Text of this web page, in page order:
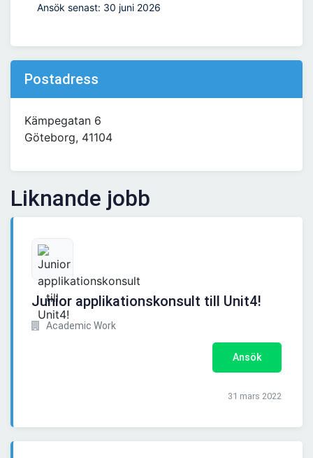
Ansök senast: 30 juni 2026
Postadress
Kämpegatan 6
Göteborg, 41104
Liknande jobb
Junior applikationskonsult till Unit4!
Academic Work
Ansök
31 mars 2022